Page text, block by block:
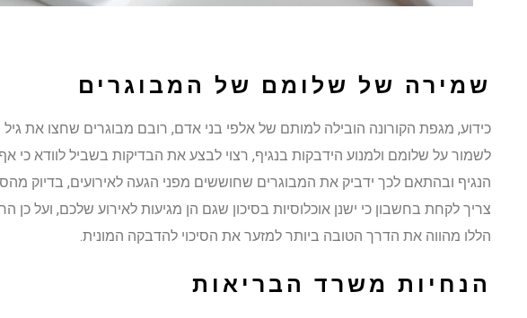
שמירה של שלומם של המבוגרים
לשמור על שלומם ולמנוע הידבקות בנגיף, רצוי לבצע את הבדיקות בשביל לוודא כי
הנגיף ובהתאם לכך ידביק את המבוגרים שחוששים מפני הגעה לאירועים, בדיוק
צריך לקחת בחשבון כי ישנן אוכלוסיות בסיכון שגם הן מגיעות לאירוע שלכם, ועל כן
הללו מהווה את הדרך הטובה ביותר למזער את הסיכוי להדבקה המונית.
הנחיות משרד הבריאות